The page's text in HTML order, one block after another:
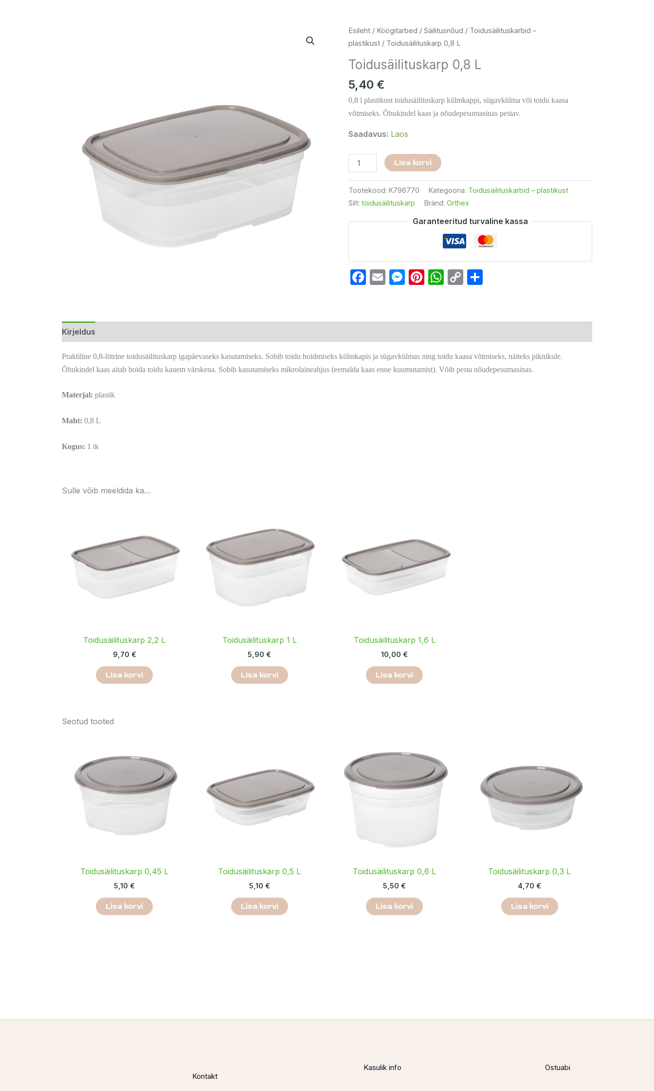
Esileht/ Köögitarbed / Säilitusnõud / Toidusäilituskarbid –
plastikust/ Toidusäilituskarp 0,8 L
Toidusäilituskarp 0,8 L
5,40 €
0,8 l plastikust toidusäilituskarp külmkappi, sügavkülma või toidu kaasa
võtmiseks. Õhukindel kaas ja nõudepesumasinas pestav.
Saadavus: Laos
Toidusäilituskarp
0,8
kogus
Lisa korvi
Tootekood: K796770 Kategooria: Toidusäilituskarbid – plastikust
Silt: toidusäilituskarp Bränd: Orthex
Garanteeritud turvaline kassa
Facebook
EmailMessenger
Pinterest
WhatsApp
CopyShare
Kirjeldus
Praktiline 0,8-liitrine toidusäilituskarp igapäevaseks kasutamiseks. Sobib toidu hoidmiseks külmkapis ja sügavkülmas ning toidu kaasa võtmiseks, näiteks piknikule.
Õhukindel kaas aitab hoida toidu kauem värskena. Sobib kasutamiseks mikrolaineahjus (eemalda kaas enne kuumutamist). Võib pesta nõudepesumasinas.
Materjal: plastik
Maht: 0,8 L
Kogus: 1 tk
Sulle võib meeldida ka…
Toidusäilituskarp 2,2 L
9,70 €
Lisa korvi
Toidusäilituskarp 1 L
5,90 €
Lisa korvi
Toidusäilituskarp 1,6 L
10,00 €
Lisa korvi
Seotud tooted
Toidusäilituskarp 0,45 L
5,10 €
Lisa korvi
Toidusäilituskarp 0,5 L
5,10 €
Lisa korvi
Toidusäilituskarp 0,6 L
5,50 €
Lisa korvi
Toidusäilituskarp 0,3 L
4,70 €
Lisa korvi
Kontakt
Kasulik info Ostuabi